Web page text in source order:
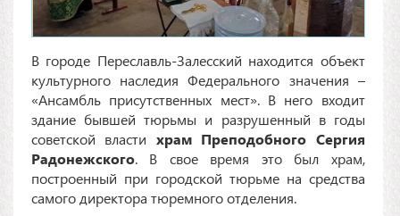
В городе Переславль-Залесский находится объект
культурного наследия Федерального значения –
«Ансамбль присутственных мест». В него входит
здание бывшей тюрьмы и разрушенный в годы
советской власти храм Преподобного Сергия
Радонежского. В свое время это был храм,
построенный при городской тюрьме на средства
самого директора тюремного отделения.